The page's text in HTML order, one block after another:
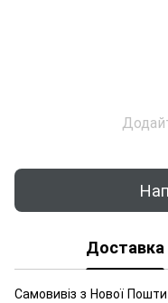
Доставка
Самовивіз з Нової